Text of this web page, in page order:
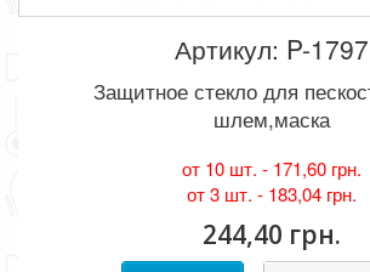
Артикул: P-1797
Защитное стекло для
шлем,маска
от 10 шт. - 171,60 грн.
от 3 шт. - 183,04 грн.
244,40 грн.